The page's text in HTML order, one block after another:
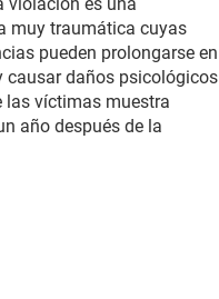
muy traumática cuyas
pueden prolongarse en
causar daños psicológicos
las víctimas muestra
año después de la